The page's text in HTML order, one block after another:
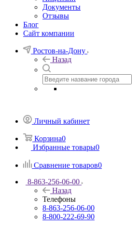
Документы
Отзывы
Блог
Сайт компании
Ростов-на-Дону
Назад
Личный кабинет
Корзина0
Избранные товары0
Сравнение товаров0
8-863-256-06-00
Назад
Телефоны
8-863-256-06-00
8-800-222-69-90